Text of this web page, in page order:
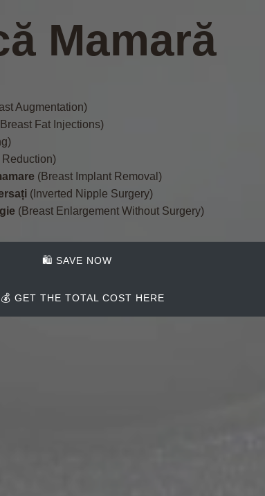
Mamară
Augmentation)
Fat Injections)
Reduction)
(Breast Implant Removal)
(Inverted Nipple Surgery)
(Breast Enlargement Without Surgery)
🛍️ SAVE NOW
GET THE TOTAL COST HERE